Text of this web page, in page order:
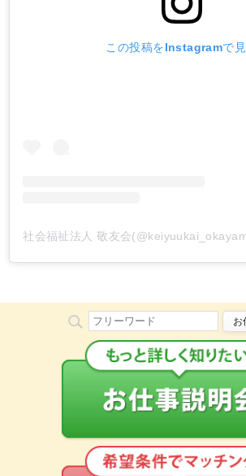
この投稿をInstagramで見
お